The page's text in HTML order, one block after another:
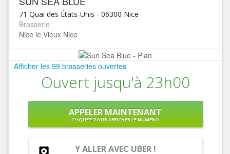
71 Quai des États-Unis - 06300 Nice
Brasserie
Nice le Vieux Nice
Afficher les 99 brasseries ouvertes
Ouvert jusqu'à 23h00
APPELER MAINTENANT
CLIQUEZ POUR AFFICHER LE NUMÉRO
Y ALLER AVEC UBER !